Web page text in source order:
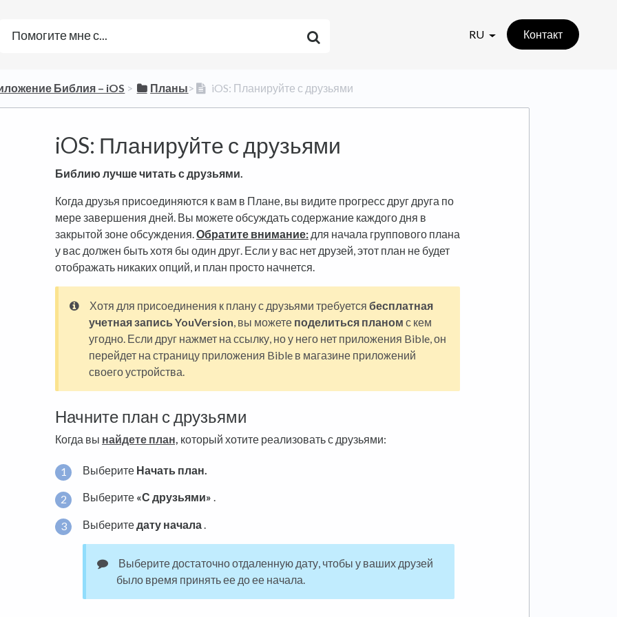
RU Контакт
Библия – iOS ​ > ​ ​Планы​>​ iOS: Планируйте с друзьями
iOS: Планируйте с друзьями
Библию лучше читать с друзьями.
Когда друзья присоединяются к вам в Плане, вы видите прогресс друг друга по
мере завершения дней. Вы можете обсуждать содержание каждого дня в
закрытой зоне обсуждения.Обратите внимание: для начала группового плана
у вас должен быть хотя бы один друг. Если у вас нет друзей, этот план не будет
отображать никаких опций, и план просто начнется.
Хотя для присоединения к плану с друзьями требуется бесплатная
учетная запись YouVersion, вы можете поделиться планом с кем
угодно. Если друг нажмет на ссылку, но у него нет приложения Bible, он
перейдет на страницу приложения Bible в магазине приложений
своего устройства.
Начните план с друзьями
Когда вы найдете план, который хотите реализовать с друзьями:
Выберите Начать план.
Выберите «С друзьями» .
Выберитедату начала.
Выберите достаточно отдаленную дату, чтобы у ваших друзей
было время принять ее до ее начала.